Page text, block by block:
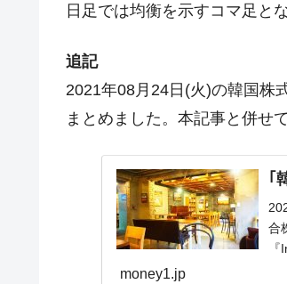
日足では均衡を示すコマ足と
追記
2021年08月24日(火)の韓国株
まとめました。本記事と併せ
｢
合
money1.jp